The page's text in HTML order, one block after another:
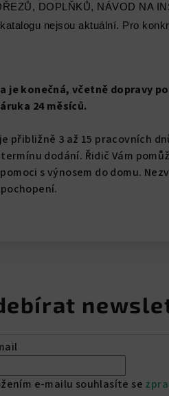
DOPLŇKŮ, NÁVOD NA
nejsou aktuální. Pro
je konečná, včetně dopravy
24 měsíců.
přibližně 3 až 15 pracovních
dodání. Řidič Vám
s výnosem do domu.
e-mailu souhlasíte se